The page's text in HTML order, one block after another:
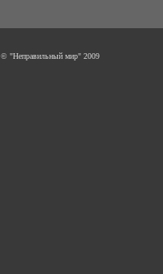
© "Неправильный мир" 2009